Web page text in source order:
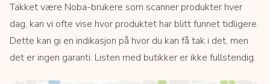
Takket være Noba-brukere som scanner produkter hver
dag, kan vi ofte vise hvor produktet har blitt funnet tidligere.
Dette kan gi en indikasjon på hvor du kan få tak i det, men
det er ingen garanti. Listen med butikker er ikke fullstendig.